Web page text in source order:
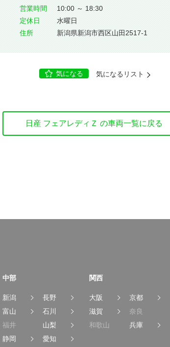
営業時間
10:00 ～ 18:30
定休⽇
水曜日
住所
新潟県新潟市西区山田2517-1
気になる 気になるリスト
日産 フェアレディＺ の車両一覧に戻る
中部
新潟
長野
富山
石川
福井
山梨
静岡
愛知
関西
大阪
京都
滋賀
奈良
和歌山
兵庫